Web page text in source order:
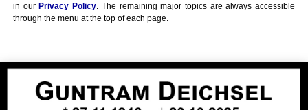
in our Privacy Policy. The remaining major topics are always accessible
through the menu at the top of each page.